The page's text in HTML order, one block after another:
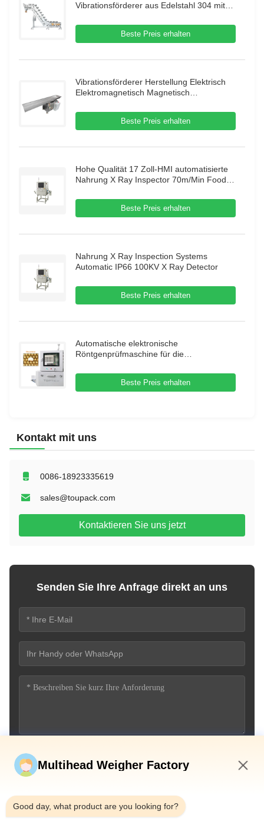
Vibrationsförderer aus Edelstahl 304 mit
Granulatförderung
Beste Preis erhalten
Vibrationsförderer Herstellung Elektrisch
Elektromagnetisch Magnetisch
Hubförderer
Beste Preis erhalten
Hohe Qualität 17 Zoll-HMI automatisierte
Nahrung X Ray Inspector 70m/Min Food X
Beste Preis erhalten
Nahrung X Ray Inspection Systems
Automatic IP66 100KV X Ray Detector
Beste Preis erhalten
Automatische elektronische
Röntgenprüfmaschine für die
Beste Preis erhalten
Kontakt mit uns
0086-18923335619
sales@toupack.com
Kontaktieren Sie uns jetzt
Senden Sie Ihre Anfrage direkt an uns
Multihead Weigher Factory
Good day, what product are you looking for?